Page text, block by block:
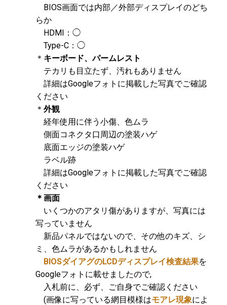
BIOS画面では内部／外部ディスプレイのどち
らか
HDMI：◯
Type-C：◯
＊ キーボード、パームレスト
テカリも目立たず、汚れもありません
詳細はGoogleフォトに掲載した写真でご確認
ください
＊ 外観
経年使用に伴う小傷、色ムラ
側面コネクタ口周辺の塗装ハゲ
底面エッジの塗装ハゲ
ラベル跡
詳細はGoogleフォトに掲載した写真でご確認
ください
＊画面
いくつかのアタリ傷がありますが、写真には
写っていません
新品パネルではないので、その他のキズ、シ
ミ、色ムラがあるかもしれません
BIOSダイアグのLCDディスプレイ検査結果を
Googleフォトに載せましたので,
入札前に、必ず、ご自身でご確認ください
(画像に写っている網目模様はモアレ現象によ